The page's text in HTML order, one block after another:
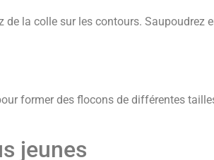
la colle sur les contours.
former des flocons de différentes
jeunes